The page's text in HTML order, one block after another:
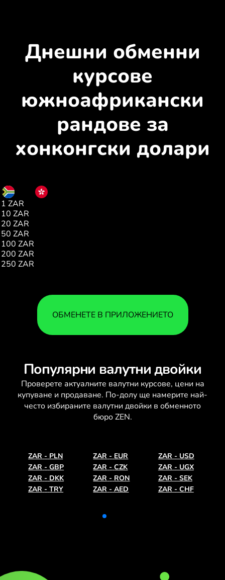
Днешни обменни
курсове
южноафрикански
рандове за
хонконгски долари
1 ZAR
10 ZAR
20 ZAR
50 ZAR
100 ZAR
200 ZAR
250 ZAR
ОБМЕНЕТЕ В ПРИЛОЖЕНИЕТО
Популярни валутни двойки
Проверете актуалните валутни курсове, цени на
купуване и продаване. По-долу ще намерите най-
често избираните валутни двойки в обменното
бюро ZEN.
ZAR - PLN ZAR - EUR ZAR - USD
ZAR - GBP ZAR - CZK ZAR - UGX
ZAR - DKK ZAR - RON ZAR - SEK
ZAR - TRY ZAR - AED ZAR - CHF